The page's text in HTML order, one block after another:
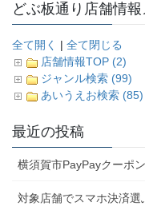
どぶ板通り店舗情
全て開く | 全て閉じる
店舗情報TOP (2)
ジャンル検索 (99)
あいうえお検索 (85)
最近の投稿
横須賀市PayPayクーポ
対象店舗でスマホ決済